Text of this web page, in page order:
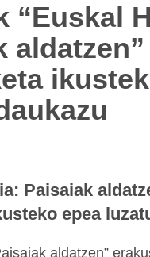
“Euskal
aldatzen”
Paisaiak
epea
aldatzen”